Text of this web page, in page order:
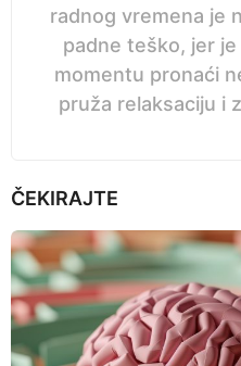
radnog vremena je
padne teško, jer
momentu pronaći
pruža relaksaciju i
ČEKIRAJTE